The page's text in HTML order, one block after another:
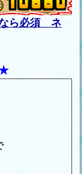
なら必須 ネ
★